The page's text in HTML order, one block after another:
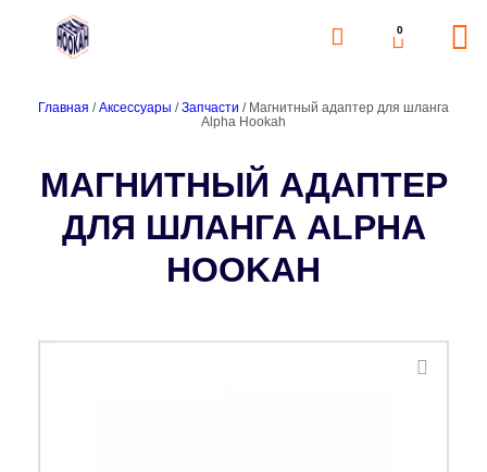
0
Главная /Аксессуары /Запчасти / Магнитный адаптер для шланга
Alpha Hookah
МАГНИТНЫЙ АДАПТЕР
ДЛЯ ШЛАНГА ALPHA
HOOKAH